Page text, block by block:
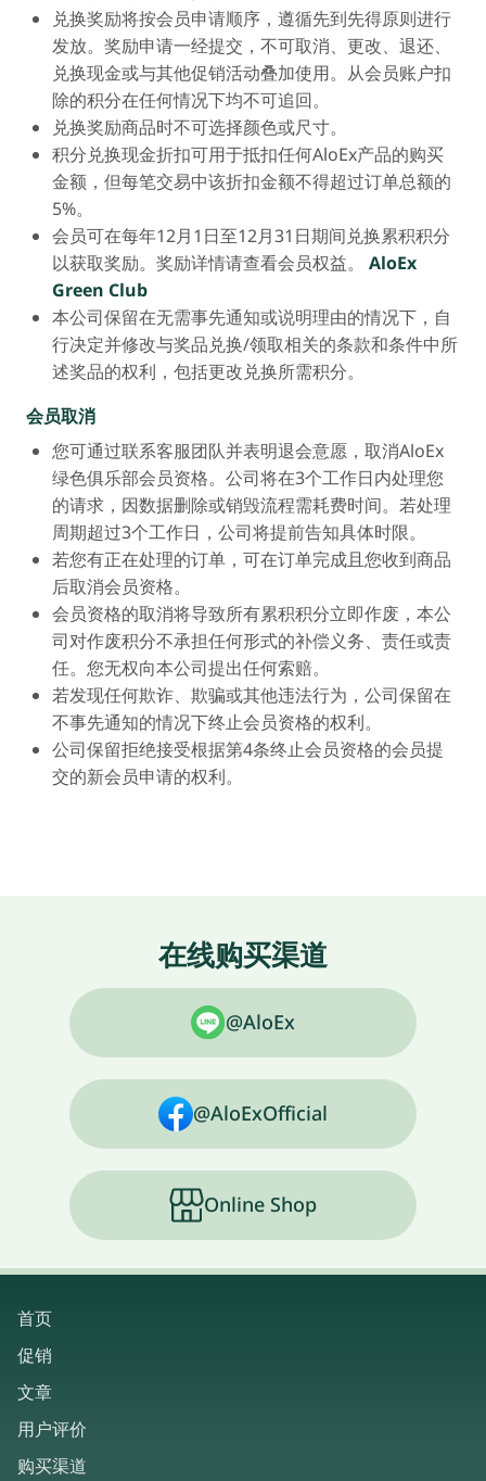
兑换奖励将按会员申请顺序，遵循先到先得原则进行
发放。奖励申请一经提交，不可取消、更改、退还、
兑换现金或与其他促销活动叠加使用。从会员账户扣
除的积分在任何情况下均不可追回。
兑换奖励商品时不可选择颜色或尺寸。
积分兑换现金折扣可用于抵扣任何AloEx产品的购买
金额，但每笔交易中该折扣金额不得超过订单总额的
5%。
会员可在每年12月1日至12月31日期间兑换累积积分
以获取奖励。奖励详情请查看会员权益。 AloEx
Green Club
本公司保留在无需事先通知或说明理由的情况下，自
行决定并修改与奖品兑换/领取相关的条款和条件中所
述奖品的权利，包括更改兑换所需积分。
会员取消
您可通过联系客服团队并表明退会意愿，取消AloEx
绿色俱乐部会员资格。公司将在3个工作日内处理您
的请求，因数据删除或销毁流程需耗费时间。若处理
周期超过3个工作日，公司将提前告知具体时限。
若您有正在处理的订单，可在订单完成且您收到商品
后取消会员资格。
会员资格的取消将导致所有累积积分立即作废，本公
司对作废积分不承担任何形式的补偿义务、责任或责
任。您无权向本公司提出任何索赔。
若发现任何欺诈、欺骗或其他违法行为，公司保留在
不事先通知的情况下终止会员资格的权利。
公司保留拒绝接受根据第4条终止会员资格的会员提
交的新会员申请的权利。
在线购买渠道
@AloEx
@AloExOfficial
Online Shop
首页
促销
文章
用户评价
购买渠道